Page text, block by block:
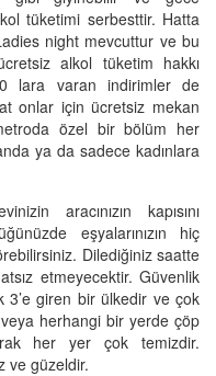
tüketimi serbesttir. Hatta
night mevcuttur ve bu
alkol tüketim hakkı
lara varan indirimler de
onlar için ücretsiz mekan
özel bir bölüm her
ya da sadece kadınlara
aracınızın kapısını
eşyalarınızın hiç
Dilediğiniz saatte
etmeyecektir. Güvenlik
3’e giren bir ülkedir ve çok
herhangi bir yerde çöp
her yer çok temizdir.
ve güzeldir.